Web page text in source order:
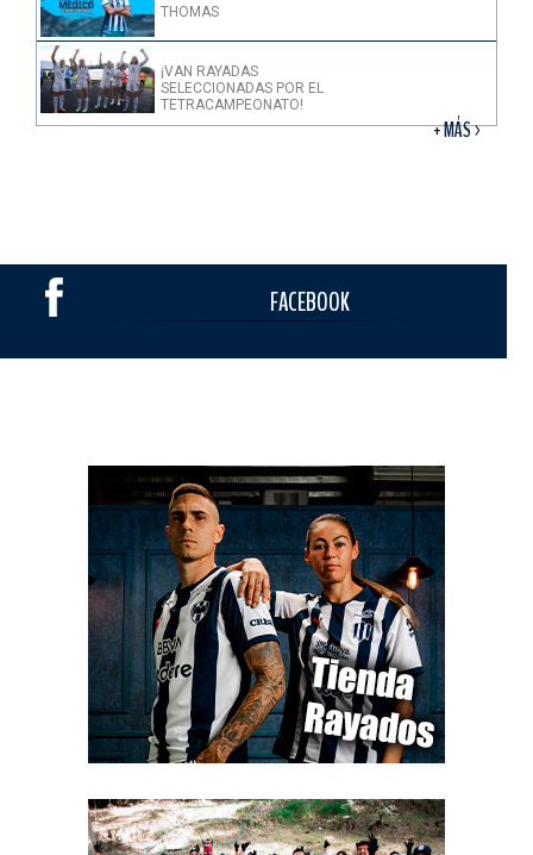
THOMAS
¡VAN RAYADAS
SELECCIONADAS POR EL
TETRACAMPEONATO!
+ MÁS >
FACEBOOK